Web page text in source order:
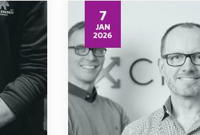
7
JAN
2026